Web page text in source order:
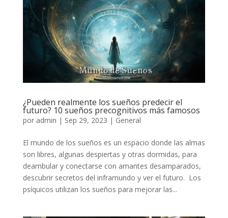
¿Pueden realmente los sueños predecir el
futuro? 10 sueños precognitivos más famosos
por admin | Sep 29, 2023 | General
El mundo de los sueños es un espacio donde las almas
son libres, algunas despiertas y otras dormidas, para
deambular y conectarse con amantes desamparados,
descubrir secretos del inframundo y ver el futuro. Los
psíquicos utilizan los sueños para mejorar las...